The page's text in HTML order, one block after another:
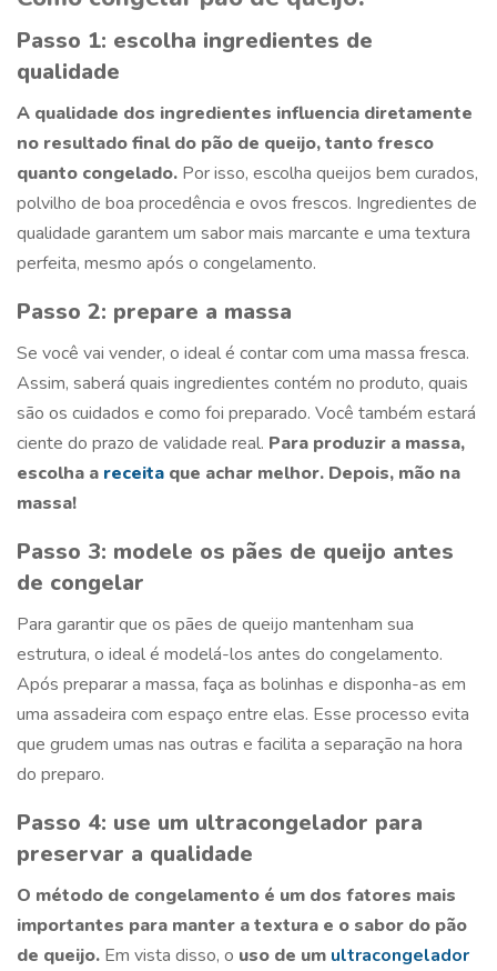
Passo 1: escolha ingredientes de
qualidade
A qualidade dos ingredientes influencia diretamente
no resultado final do pão de queijo, tanto fresco
quanto congelado. Por isso, escolha queijos bem curados,
polvilho de boa procedência e ovos frescos. Ingredientes de
qualidade garantem um sabor mais marcante e uma textura
perfeita, mesmo após o congelamento.
Passo 2: prepare a massa
Se você vai vender, o ideal é contar com uma massa fresca.
Assim, saberá quais ingredientes contém no produto, quais
são os cuidados e como foi preparado. Você também estará
ciente do prazo de validade real. Para produzir a massa,
escolha a receita que achar melhor. Depois, mão na
massa!
Passo 3: modele os pães de queijo antes
de congelar
Para garantir que os pães de queijo mantenham sua
estrutura, o ideal é modelá-los antes do congelamento.
Após preparar a massa, faça as bolinhas e disponha-as em
uma assadeira com espaço entre elas. Esse processo evita
que grudem umas nas outras e facilita a separação na hora
do preparo.
Passo 4: use um ultracongelador para
preservar a qualidade
O método de congelamento é um dos fatores mais
importantes para manter a textura e o sabor do pão
de queijo. Em vista disso, o uso de um ultracongelador